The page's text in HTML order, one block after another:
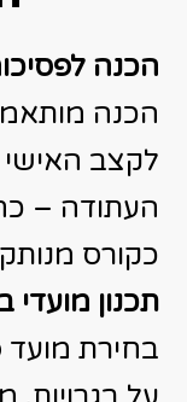
הכנה
הכנה
לקצב האישי
העתודה –
כקורס מנותק
תכנון
בחירת מועד